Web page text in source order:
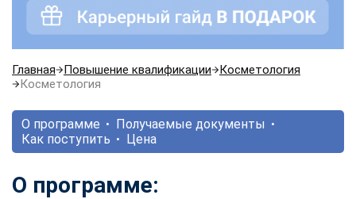
Главная Повышение квалификации
Косметология
Косметология
О программе
Получаемые документы
Как поступить
Цена
О программе: